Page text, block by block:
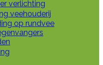
verlichting
veehouderij
op rundvee